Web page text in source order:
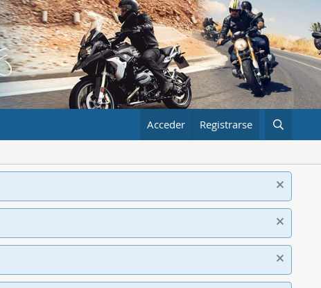
Acceder Registrarse